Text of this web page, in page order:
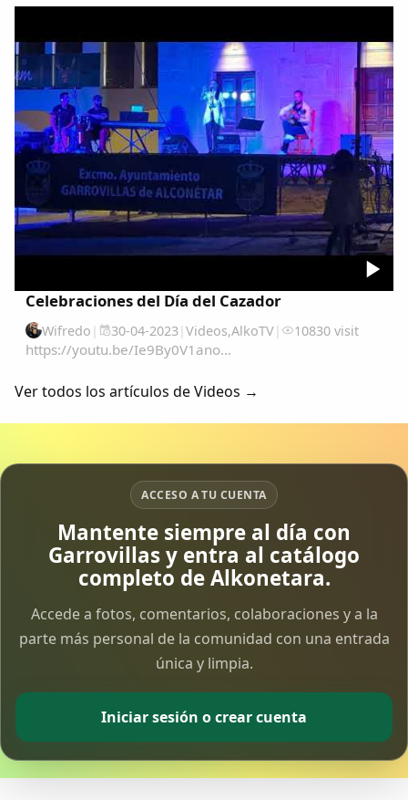
Celebraciones del Día del Cazador
Wifredo | 30-04-2023| Videos,AlkoTV| 10830 visit
https://youtu.be/Ie9By0V1ano...
Ver todos los artículos de Videos →
ACCESO A TU CUENTA
Mantente siempre al día con
Garrovillas y entra al catálogo
completo de Alkonetara.
Accede a fotos, comentarios, colaboraciones y a la
parte más personal de la comunidad con una entrada
única y limpia.
Iniciar sesión o crear cuenta